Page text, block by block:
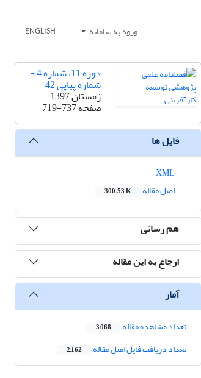
ورود به سامانه ENGLISH
دوره 11، شماره 4 -
شماره پیاپی 42
زمستان 1397
صفحه719-737
فایل ها
اصل مقاله
300.53 K
هم رسانی
ارجاع به این مقاله
آمار
تعداد مشاهده مقاله 3,068
تعداد دریافت فایل اصل مقاله 2,162